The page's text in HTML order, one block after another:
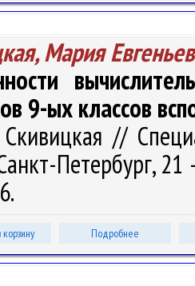
Мария
9-ых классов
//
Петербург,
Подробнее